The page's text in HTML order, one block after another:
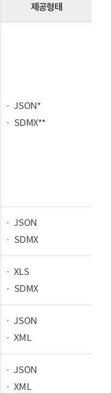
제공형태
JSON*
SDMX**
JSON
SDMX
XLS
SDMX
JSON
XML
JSON
XML